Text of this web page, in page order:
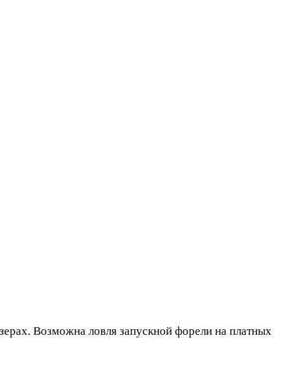
Возможна ловля запускной форели на платных